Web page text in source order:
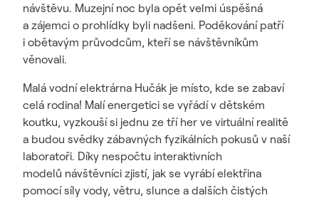
návštěvu. Muzejní noc byla opět velmi úspěšná
a zájemci o prohlídky byli nadšeni. Poděkování patří
i obětavým průvodcům, kteří se návštěvníkům
věnovali.
Malá vodní elektrárna Hučák je místo, kde se zabaví
celá rodina! Malí energetici se vyřádí v dětském
koutku, vyzkouší si jednu ze tří her ve virtuální realitě
a budou svědky zábavných fyzikálních pokusů v naší
laboratoři. Díky nespočtu interaktivních
modelů návštěvníci zjistí, jak se vyrábí elektřina
pomocí síly vody, větru, slunce a dalších čistých